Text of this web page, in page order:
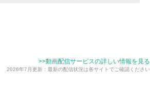
>>動画配信サービスの詳しい情報を見る
2026年7月更新：最新の配信状況は各サイトでご確認ください